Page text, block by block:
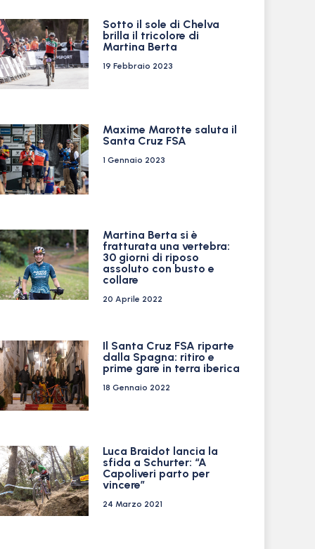
Sotto il sole di Chelva
brilla il tricolore di
Martina Berta
19 Febbraio 2023
Maxime Marotte saluta il
Santa Cruz FSA
1 Gennaio 2023
Martina Berta si è
fratturata una vertebra:
30 giorni di riposo
assoluto con busto e
collare
20 Aprile 2022
Il Santa Cruz FSA riparte
dalla Spagna: ritiro e
prime gare in terra iberica
18 Gennaio 2022
Luca Braidot lancia la
sfida a Schurter: “A
Capoliveri parto per
vincere”
24 Marzo 2021